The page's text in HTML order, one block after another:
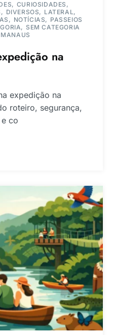
CURIOSIDADES
DIVERSOS
LATERAL
NOTÍCIAS
PASSEIOS
SEM CATEGORIA
na
expedição na
roteiro, segurança,
co